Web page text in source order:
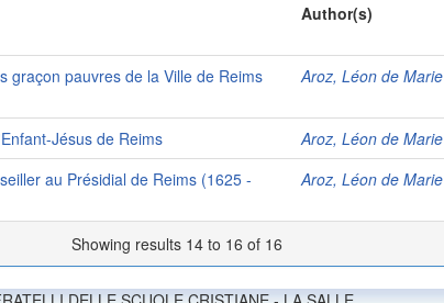
Author(s)
graçon pauvres de la Ville de Reims
Aroz, Léon de Marie
Jésus de Reims
Aroz, Léon de Marie
au Présidial de Reims (1625 -
Aroz, Léon de Marie
Showing results 14 to 16 of 16